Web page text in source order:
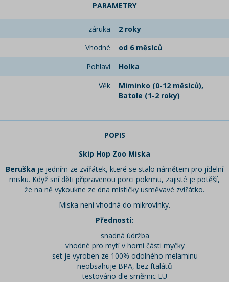
PARAMETRY
záruka
2 roky
Vhodné
od 6 měsíců
Pohlaví
Holka
Věk
Miminko (0-12 měsíců),
Batole (1-2 roky)
POPIS
Skip Hop Zoo Miska
Beruška je jedním ze zvířátek, které se stalo námětem pro jídelní
misku. Když sní děti připravenou porci pokrmu, zajisté je potěší,
že na ně vykoukne ze dna mističky usměvavé zvířátko.
Miska není vhodná do mikrovlnky.
Přednosti:
snadná údržba
vhodné pro mytí v horní části myčky
set je vyroben ze 100% odolného melaminu
neobsahuje BPA, bez ftalátů
testováno dle směrnic EU